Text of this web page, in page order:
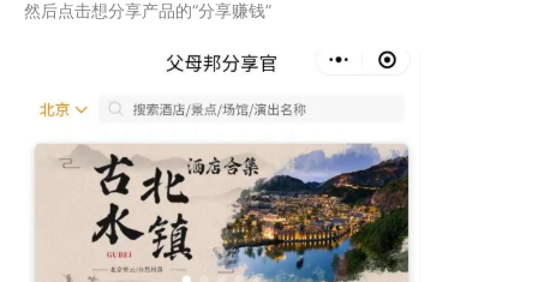
然后点击想分享产品的“分享赚钱”